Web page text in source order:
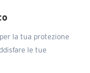
la tua protezione
le tue